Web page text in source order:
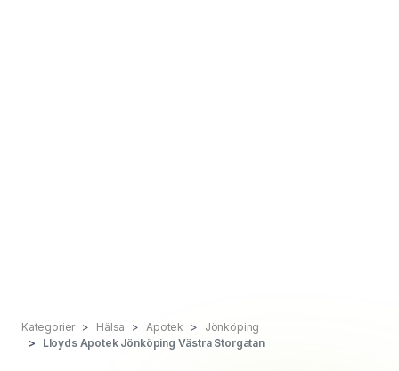
Kategorier Hälsa Apotek
Jönköping
Lloyds Apotek Jönköping Västra Storgatan